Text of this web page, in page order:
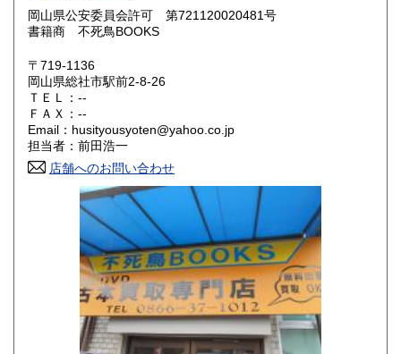
大阪府 600円 兵庫県
鳥取県 600円
岡山県 600円 広島県
山口県 600円
600円
600円 福岡県
600円 長崎県
600円 大分県
岡山県公安委員会許可 第721120020481号
書籍商 不死鳥BOOKS
〒719-1136
岡山県総社市駅前2-8-26
ＴＥＬ：--
ＦＡＸ：--
Email：husityousyoten@yahoo.co.jp
担当者：前田浩一
店舗へのお問い合わせ